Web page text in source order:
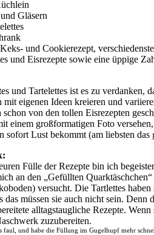
Gläsern
und Cookierezept,
und Eisrezepte sowie eine üppige
und Tartelettes ist es zu verdanken,
mit eigenen Ideen kreieren und
von den tollen Eisrezepten
einem großformatigen Foto
sofort Lust bekommt (am liebsten
Fülle der Rezepte bin ich
an den „Gefüllten
versucht. Die Tartlettes
das müssen sie auch nicht sein.
alltagstaugliche Rezepte.
zuzubereiten.
faul, und habe die Füllung im Gugelhupf mehr